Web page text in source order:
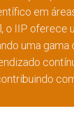
em
o IIP oferece
uma